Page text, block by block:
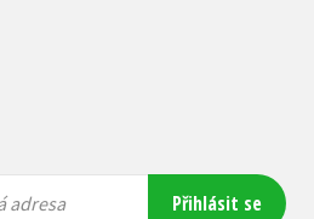
adresa Přihlásit se